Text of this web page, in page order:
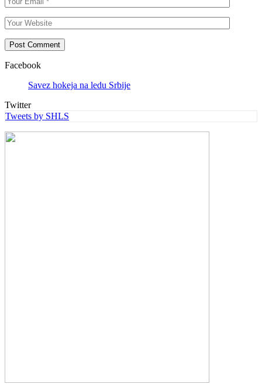
Facebook
Savez hokeja na ledu Srbije
Twitter
Tweets by SHLS